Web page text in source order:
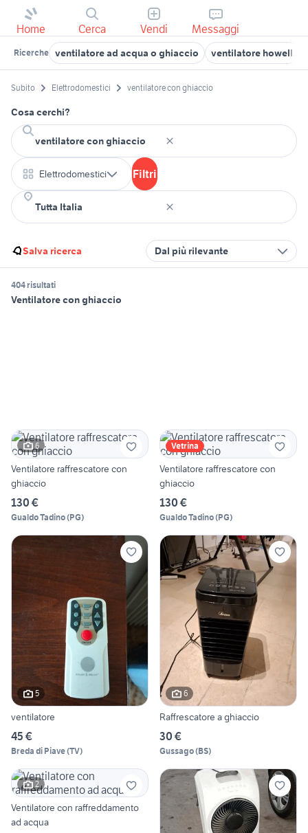
Home Cerca Vendi Messaggi
Ricerche ventilatore ad acqua o ghiaccio ventilatore howell
Subito Elettrodomestici ventilatore con ghiaccio
Cosa cerchi?
Elettrodomestici Filtri
Salva ricerca Dal più rilevante
404 risultati
Ventilatore con ghiaccio
6
Ventilatore raffrescatore con
ghiaccio
130 €
Gualdo Tadino(PG)
Vetrina
Ventilatore raffrescatore con
ghiaccio
130 €
Gualdo Tadino(PG)
5
ventilatore
45 €
Breda di Piave(TV)
6
Raffrescatore a ghiaccio
30 €
Gussago(BS)
2
Ventilatore con raffreddamento
ad acqua